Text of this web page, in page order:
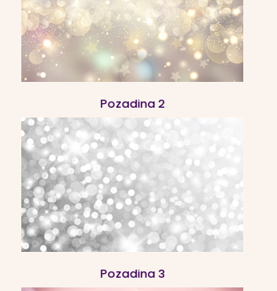
Pozadina 2
Pozadina 3